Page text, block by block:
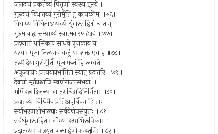
जलदानं प्रकर्तव्यं पितॄणां स्वस्य तृप्तये ।
गुरुदानं विधातव्यं गुरोर्मूर्तिं तु कानकीम् ॥७६॥
विधाप्य विधिनाऽभ्यर्च्य शृंगारसहितां च ताम् ।
गुरुमावाह्य सम्प्रार्थ्य स्वात्मतारणहेतवे ॥७७॥
प्रदद्यात्तां धार्मिकाय साधवे पूजकाय च ।
यस्याः पूजां नित्यमेव कर्तुं यः शक्त एव ह ॥७८॥
तस्मै देया गुरोर्मूर्तिः पूजाफलं हि लभ्यते ।
अपूज्यायाः प्रत्यवायभागिता स्यात् प्रदातरि ॥७९॥
देवानां मूर्तयश्चापि स्वर्णराजतसंभवाः ।
मणिरत्नादिजन्या वा तरुचित्रादिनिर्मिताः ॥८०॥
प्रदातव्या विधिनैव प्रतिष्ठापूर्विका हि ताः ।
सर्वाभरणशोभाढ्याः सर्ववेषोपसंयुताः ॥८१॥
सर्वशृंगारसहिताः सौम्या रूपाभिरूपिकाः ।
प्रदातव्याः पात्रयुता गन्धार्हणोपवस्तुभिः ॥८२॥